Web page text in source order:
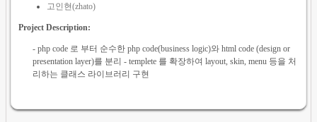
고인현(zhato)
Project Description:
- php code 로 부터 순수한 php code(business logic)와 html code (design or
presentation layer)를 분리 - templete 를 확장하여 layout, skin, menu 등을 처
리하는 클래스 라이브러리 구현